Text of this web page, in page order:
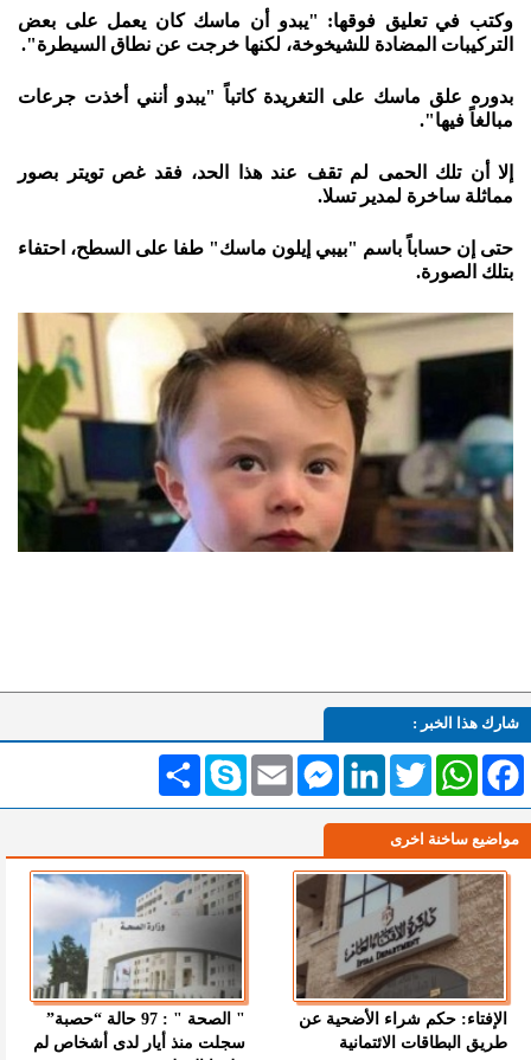
وكتب في تعليق فوقها: "يبدو أن ماسك كان يعمل على بعض
التركيبات المضادة للشيخوخة، لكنها خرجت عن نطاق السيطرة".
بدوره علق ماسك على التغريدة كاتباً "يبدو أنني أخذت جرعات
مبالغاً فيها".
إلا أن تلك الحمى لم تقف عند هذا الحد، فقد غص تويتر بصور
مماثلة ساخرة لمدير تسلا.
حتى إن حساباً باسم "بيبي إيلون ماسك" طفا على السطح، احتفاء
بتلك الصورة.
شارك هذا الخبر :
انشر Skype Email
MessengerLinkedInTwitterWhatsAppFacebook
مواضيع ساخنة اخرى
الإفتاء: حكم شراء الأضحية عن
طريق البطاقات الائتمانية
" الصحة " : 97 حالة “حصبة”
سجلت منذ أيار لدى أشخاص لم